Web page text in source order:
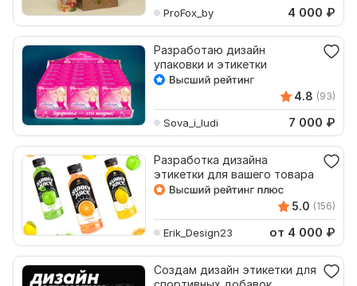
ProFox_by 4 000 ₽
Разработаю дизайн
упаковки и этикетки
4.8 (93)
Sova_i_ludi 7 000 ₽
Разработка дизайна
этикетки для вашего товара
5.0 (156)
Erik_Design23 от 4 000 ₽
Создам дизайн этикетки для